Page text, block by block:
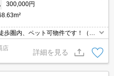
300,000円
歩圏内、ペット可物件です！（室
セキュリティ付（セコム）インタ
店
詳細を見る